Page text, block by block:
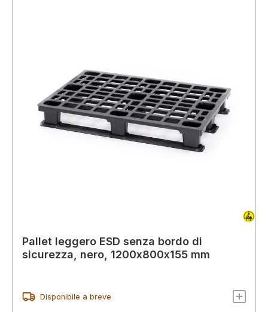
Pallet leggero ESD senza bordo di
sicurezza, nero, 1200x800x155 mm
Disponibile a breve